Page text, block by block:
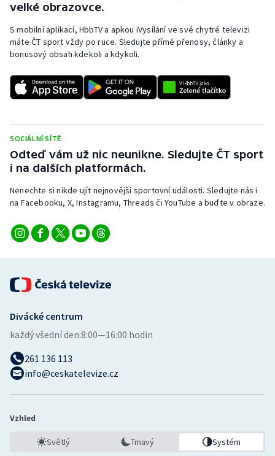
velké obrazovce.
S mobilní aplikací, HbbTV a apkou iVysílání ve své chytré televizi
máte ČT sport vždy po ruce. Sledujte přímé přenosy, články a
bonusový obsah kdekoli a kdykoli.
SOCIÁLNÍ SÍTĚ
Odteď vám už nic neunikne. Sledujte ČT sport
i na dalších platformách.
Nenechte si nikde ujít nejnovější sportovní události. Sledujte nás i
na Facebooku, X, Instagramu, Threads či YouTube a buďte v obraze.
Divácké centrum
každý všední den:8:00—16:00 hodin
261 136 113
info@ceskatelevize.cz
Vzhled
Světlý Tmavý Systém